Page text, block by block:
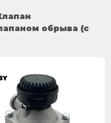
обрыва (с